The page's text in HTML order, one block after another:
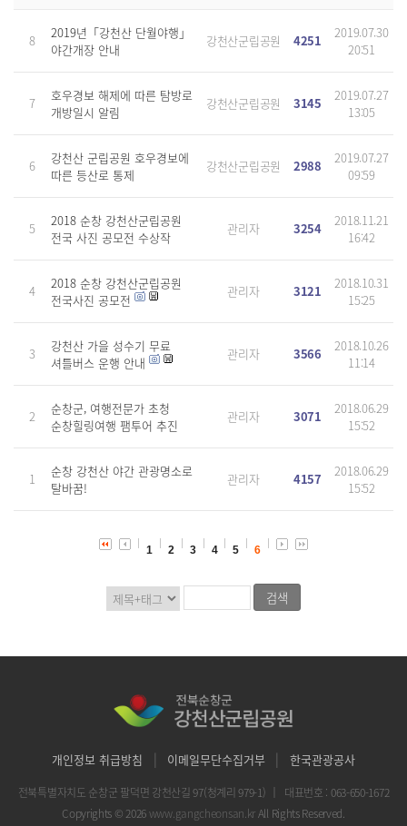
8
2019년「강천산 단월야행」
야간개장 안내
강천산군립공원 4251
2019.07.30
20:51
7
호우경보 해제에 따른 탐방로
개방일시 알림
강천산군립공원 3145
2019.07.27
13:05
6
강천산 군립공원 호우경보에
따른 등산로 통제
강천산군립공원 2988
2019.07.27
09:59
5
2018 순창 강천산군립공원
전국 사진 공모전 수상작
관리자 3254
2018.11.21
16:42
4
2018 순창 강천산군립공원
전국사진 공모전
관리자 3121
2018.10.31
15:25
3
강천산 가을 성수기 무료
셔틀버스 운행 안내
관리자 3566
2018.10.26
11:14
2
순창군, 여행전문가 초청
순창힐링여행 팸투어 추진
관리자 3071
2018.06.29
15:52
1
순창 강천산 야간 관광명소로
탈바꿈!
관리자 4157
2018.06.29
15:52
1 2 3 4 5 6
개인정보 취급방침 | 이메일무단수집거부 | 한국관광공사
전북특별자치도 순창군 팔덕면 강천산길 97(청계리 979-1) ｜
대표번호 : 063-650-1672
Copyrights © 2026www.gangcheonsan.krAll Rights Reserved.